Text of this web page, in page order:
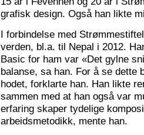
grafisk design. Også han likte
I forbindelse med
verden, bl.a. til Nepal i 2012.
Basic for ham var «Det gylne
balanse, sa han. For å se dette
hodet, forklarte han. Han likte
sammen med at han også var
erfaring skaper tydelige
arbeidsmetodikk, mente han.